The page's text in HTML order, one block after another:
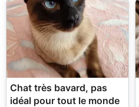
Chat très bavard, pas
idéal pour tout le monde